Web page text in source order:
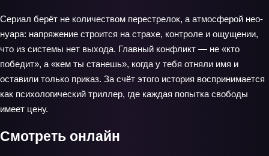
Сериал берёт не количеством перестрелок, а атмосферой нео-
нуара: напряжение строится на страхе, контроле и ощущении,
что из системы нет выхода. Главный конфликт — не «кто
победит», а «кем ты станешь», когда у тебя отняли имя и
оставили только приказ. За счёт этого история воспринимается
как психологический триллер, где каждая попытка свободы
имеет цену.
Смотреть онлайн